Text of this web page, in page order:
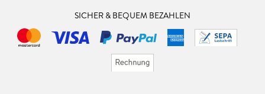
SICHER & BEQUEM BEZAHLEN